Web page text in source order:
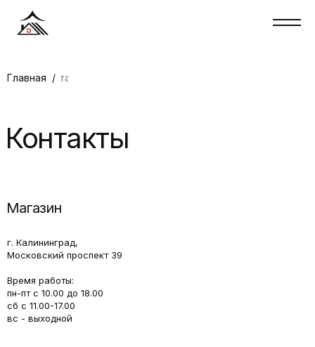
Главная /
Контакты
Контакты
Магазин
г. Калининград,
Московский проспект 39
Время работы:
пн-пт с 10.00 до 18.00
сб с 11.00-17.00
вс - выходной